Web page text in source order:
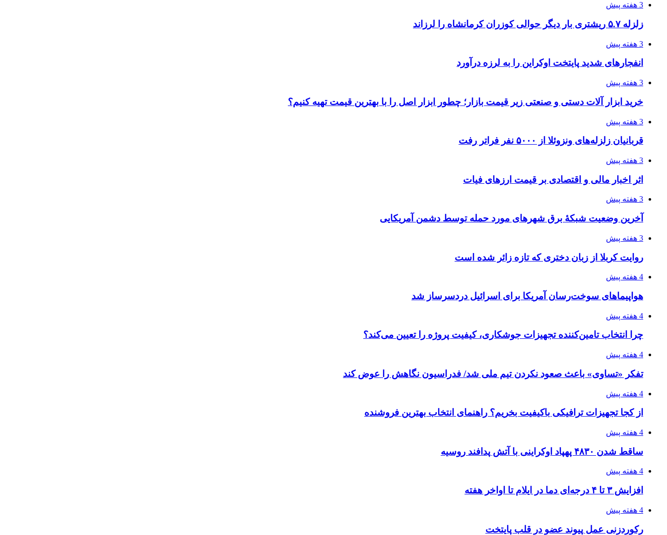
3 هفته پیش
زلزله ۵.۷ ریشتری بار دیگر حوالی کوزران کرمانشاه را لرزاند
3 هفته پیش
انفجارهای شدید پایتخت اوکراین را به لرزه درآورد
3 هفته پیش
خرید ابزار آلات دستی و صنعتی زیر قیمت بازار؛ چطور ابزار اصل را با بهترین قیمت تهیه کنیم؟
3 هفته پیش
قربانیان زلزله‌های ونزوئلا از ۵۰۰۰ نفر فراتر رفت
3 هفته پیش
اثر اخبار مالی و اقتصادی بر قیمت ارزهای فیات
3 هفته پیش
آخرین وضعیت شبکۀ برق شهرهای مورد حمله توسط دشمن آمریکایی
3 هفته پیش
روایت کربلا از زبان دختری که تازه زائر شده است
4 هفته پیش
هواپیماهای سوخت‌رسان آمریکا برای اسرائیل دردسرساز شد
4 هفته پیش
چرا انتخاب تامین‌کننده تجهیزات جوشکاری، کیفیت پروژه را تعیین می‌کند؟
4 هفته پیش
تفکر «تساوی» باعث صعود نکردن تیم ملی شد/ فدراسیون نگاهش را عوض کند
4 هفته پیش
از کجا تجهیزات ترافیکی باکیفیت بخریم؟ راهنمای انتخاب بهترین فروشنده
4 هفته پیش
ساقط شدن ۴۸۳۰ پهپاد اوکراینی با آتش پدافند روسیه
4 هفته پیش
افزایش ۳ تا ۴ درجه‌ای دما در ایلام تا اواخر هفته
4 هفته پیش
رکوردزنی عمل پیوند عضو در قلب پایتخت